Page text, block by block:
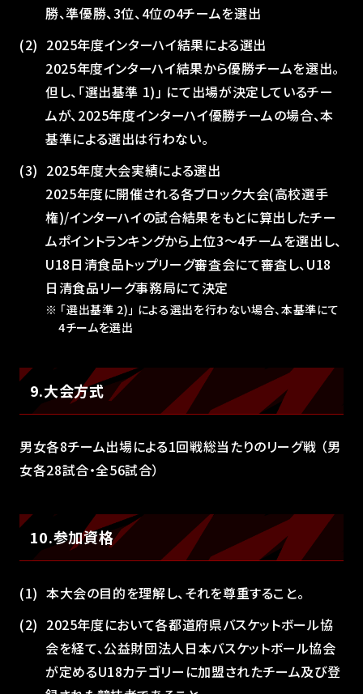
勝、準優勝、3位、4位の4チームを選出
2025年度インターハイ結果による選出
2025年度インターハイ結果から優勝チームを選出。
但し、｢選出基準 1)｣ にて出場が決定しているチー
ムが、2025年度インターハイ優勝チームの場合、本
基準による選出は行わない。
2025年度大会実績による選出
2025年度に開催される各ブロック大会(高校選手
権)/インターハイの試合結果をもとに算出したチー
ムポイントランキングから上位3〜4チームを選出し、
U18日清食品トップリーグ審査会にて審査し、U18
日清食品リーグ事務局にて決定
※ ｢選出基準 2)｣ による選出を行わない場合、本基準にて
4チームを選出
9.大会方式
男女各8チーム出場による1回戦総当たりのリーグ戦 （男
女各28試合・全56試合）
10.参加資格
本大会の目的を理解し、それを尊重すること。
2025年度において各都道府県バスケットボール協
会を経て、公益財団法人日本バスケットボール協会
が定めるU18カテゴリーに加盟されたチーム及び登